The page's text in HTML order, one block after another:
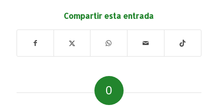
Compartir esta entrada
0